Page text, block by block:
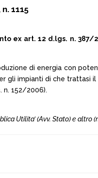
1115
ex art. 12 d.lgs. n.
di energia con
gli impianti di che trattasi
n. 152/2006).
Utilita’ (Avv. Stato) e altro